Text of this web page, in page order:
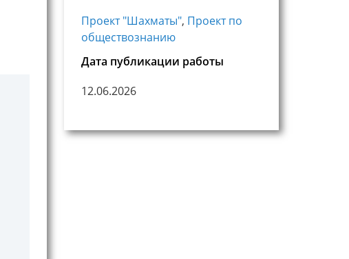
Проект "Шахматы", Проект по
обществознанию
Дата публикации работы
12.06.2026